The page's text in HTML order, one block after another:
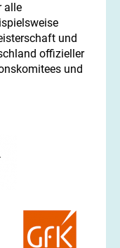
alle
und
offizieller
und